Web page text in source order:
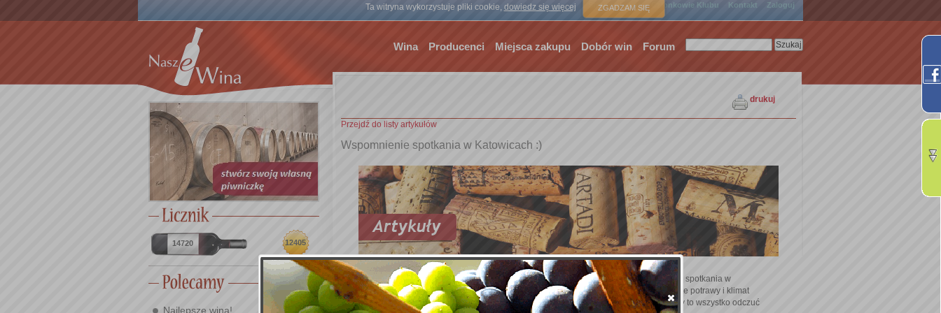
Ta witryna wykorzystuje pliki cookie, dowiedz się więcej ZGADZAM SIĘ
Strona główna Członkowie Klubu Kontakt Zaloguj
Wina Producenci Miejsca zakupu Dobór win Forum
14720 12405
Najlepsze wina!
drukuj
Przejdź do listy artykułów
Wspomnienie spotkania w Katowicach :)
Hmm… Już od kilku dni zastanawiam się jak napisać relację z naszego ostatniego spotkania w
Katowicach. Jak oddać niezapomnianą atmosferę, w jaki sposób opisać wyśmienite potrawy i klimat
tego bardzo serdecznego przyjęcia? Chyba nie potrafię. W takich spotkaniach, aby to wszystko odczuć